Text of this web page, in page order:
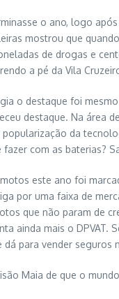
o ano, logo
mostrou que
de drogas e
a pé da Vila
o destaque foi
destaque. Na área
popularização da
fazer com as baterias?
este ano foi
por uma faixa de
que não param de
ainda mais o DPVAT.
dá para vender seguros
Maia de que o